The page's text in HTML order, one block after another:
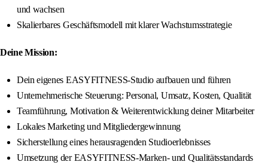
und wachsen
Skalierbares Geschäftsmodell mit klarer Wachstumsstrategie
Deine Mission:
Dein eigenes EASYFITNESS-Studio aufbauen und führen
Unternehmerische Steuerung: Personal, Umsatz, Kosten, Qualität
Teamführung, Motivation & Weiterentwicklung deiner Mitarbeiter
Lokales Marketing und Mitgliedergewinnung
Sicherstellung eines herausragenden Studioerlebnisses
Umsetzung der EASYFITNESS-Marken- und Qualitätsstandards